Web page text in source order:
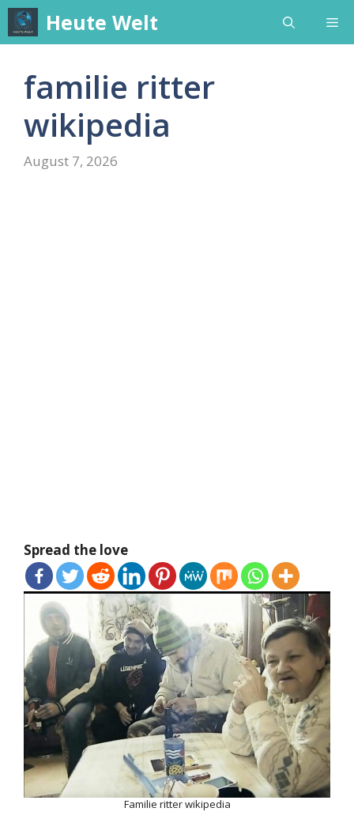
Skip
content
Heute Welt
familie ritter
wikipedia
August 7, 2026
Spread the love
Familie ritter wikipedia